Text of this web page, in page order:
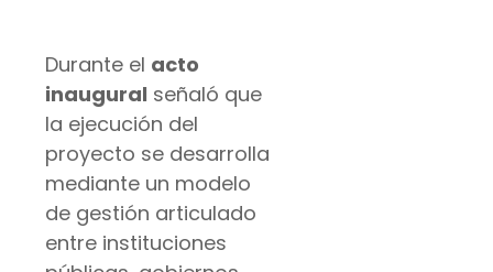
Durante el acto
inaugural señaló que
la ejecución del
proyecto se desarrolla
mediante un modelo
de gestión articulado
entre instituciones